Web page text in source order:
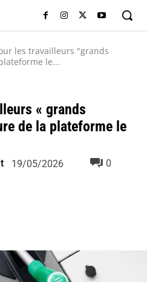
les travailleurs "grands
le...
« grands
de la plateforme le
19/05/2026
0